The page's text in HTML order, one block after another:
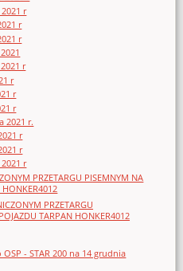
r
r
r
r
r
r
r
2021 r.
r
r
r
PRZETARGU PISEMNYM NA
HONKER4012
PRZETARGU
TARPAN HONKER4012
- STAR 200 na 14 grudnia